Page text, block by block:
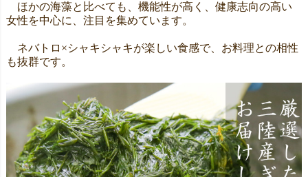
ほかの海藻と比べても、機能性が高く、健康志向の高い
女性を中心に、注目を集めています。
ネバトロ×シャキシャキが楽しい食感で、お料理との相性
も抜群です。